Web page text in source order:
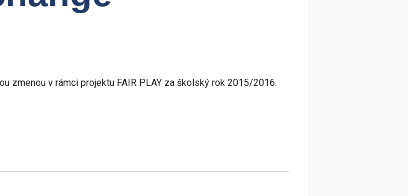
zmenou v rámci projektu FAIR PLAY za školský rok 2015/2016.